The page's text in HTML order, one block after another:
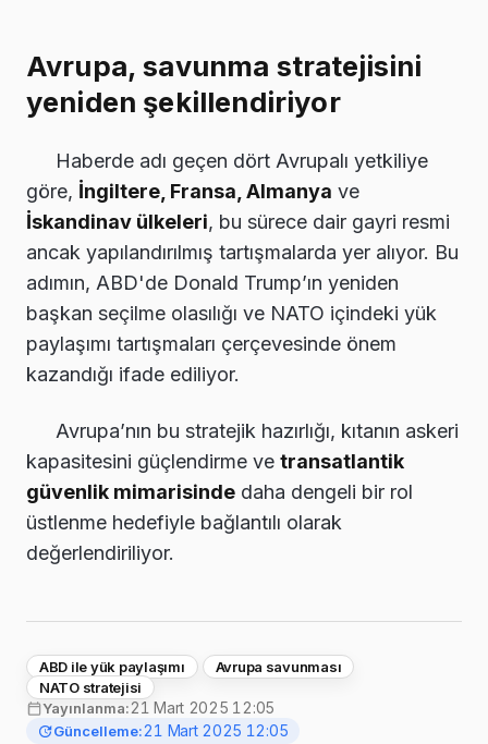
Avrupa, savunma stratejisini
yeniden şekillendiriyor
Haberde adı geçen dört Avrupalı yetkiliye
göre, İngiltere, Fransa, Almanya ve
İskandinav ülkeleri, bu sürece dair gayri resmi
ancak yapılandırılmış tartışmalarda yer alıyor. Bu
adımın, ABD'de Donald Trump’ın yeniden
başkan seçilme olasılığı ve NATO içindeki yük
paylaşımı tartışmaları çerçevesinde önem
kazandığı ifade ediliyor.
Avrupa’nın bu stratejik hazırlığı, kıtanın askeri
kapasitesini güçlendirme ve transatlantik
güvenlik mimarisinde daha dengeli bir rol
üstlenme hedefiyle bağlantılı olarak
değerlendiriliyor.
ABD ile yük paylaşımı
Avrupa savunması
NATO stratejisi
Yayınlanma:21 Mart 2025 12:05
Güncelleme:21 Mart 2025 12:05